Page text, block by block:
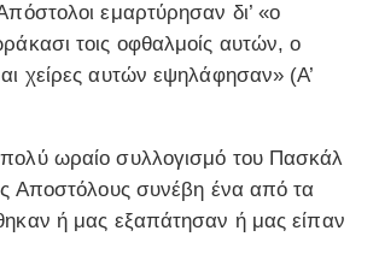
εμαρτύρησαν δι’ «ο
τοις οφθαλμοίς αυτών, ο
χείρες αυτών εψηλάφησαν» (Α’
ωραίο συλλογισμό του Πασκάλ
Αποστόλους συνέβη ένα από τα
ή μας εξαπάτησαν ή μας είπαν